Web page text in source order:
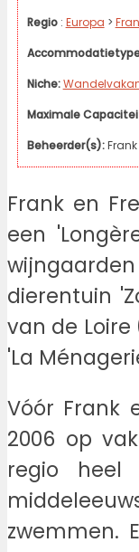
Regio: Europa >
Niche:
Maximale
Beheerder(s):
Frank en
een
wijngaarden
dierentuin
van de
'La
Vóór Frank
2006 op
regio heel
zwemmen.